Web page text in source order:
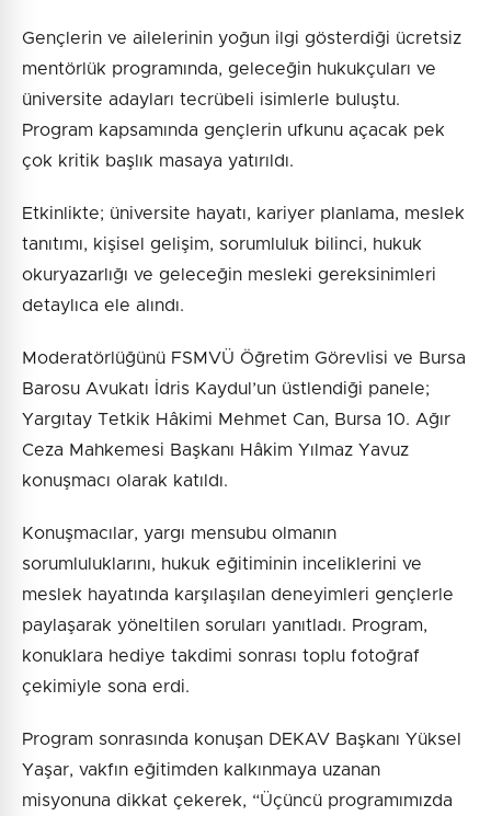
Gençlerin ve ailelerinin yoğun ilgi gösterdiği ücretsiz
mentörlük programında, geleceğin hukukçuları ve
üniversite adayları tecrübeli isimlerle buluştu.
Program kapsamında gençlerin ufkunu açacak pek
çok kritik başlık masaya yatırıldı.
Etkinlikte; üniversite hayatı, kariyer planlama, meslek
tanıtımı, kişisel gelişim, sorumluluk bilinci, hukuk
okuryazarlığı ve geleceğin mesleki gereksinimleri
detaylıca ele alındı.
Moderatörlüğünü FSMVÜ Öğretim Görevlisi ve Bursa
Barosu Avukatı İdris Kaydul’un üstlendiği panele;
Yargıtay Tetkik Hâkimi Mehmet Can, Bursa 10. Ağır
Ceza Mahkemesi Başkanı Hâkim Yılmaz Yavuz
konuşmacı olarak katıldı.
Konuşmacılar, yargı mensubu olmanın
sorumluluklarını, hukuk eğitiminin inceliklerini ve
meslek hayatında karşılaşılan deneyimleri gençlerle
paylaşarak yöneltilen soruları yanıtladı. Program,
konuklara hediye takdimi sonrası toplu fotoğraf
çekimiyle sona erdi.
Program sonrasında konuşan DEKAV Başkanı Yüksel
Yaşar, vakfın eğitimden kalkınmaya uzanan
misyonuna dikkat çekerek, “Üçüncü programımızda